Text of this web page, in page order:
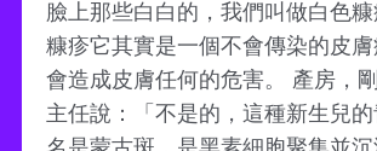
臉上那些白白的，我們叫做白色
糠疹它其實是一個不會傳染的皮
會造成皮膚任何的危害。 產房，
主任說：「不是的，這種新生兒